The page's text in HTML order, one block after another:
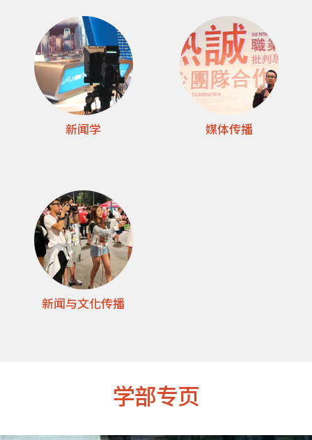
新闻学 媒体传播
新闻与文化传播
学部专页